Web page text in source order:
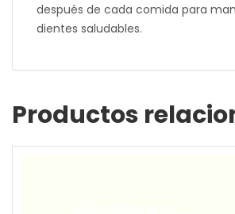
después de cada comida para
dientes saludables.
Productos